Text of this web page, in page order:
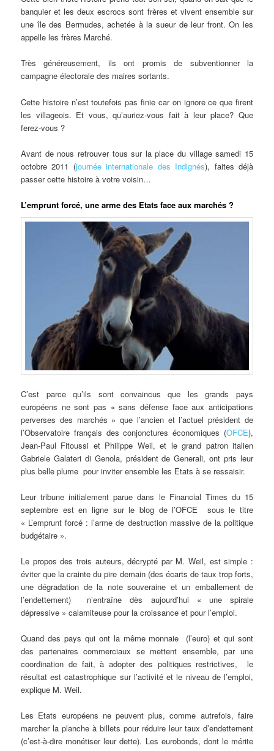
banquier et les deux escrocs sont frères et vivent ensemble sur
une île des Bermudes, achetée à la sueur de leur front. On les
appelle les frères Marché.
Très généreusement, ils ont promis de subventionner la
campagne électorale des maires sortants.
Cette histoire n’est toutefois pas finie car on ignore ce que firent
les villageois. Et vous, qu’auriez-vous fait à leur place? Que
ferez-vous ?
Avant de nous retrouver tous sur la place du village samedi 15
octobre 2011 (journée internationale des Indignés), faites déjà
passer cette histoire à votre voisin…
L’emprunt forcé, une arme des Etats face aux marchés ?
C’est parce qu’ils sont convaincus que les grands pays
européens ne sont pas « sans défense face aux anticipations
perverses des marchés » que l’ancien et l’actuel président de
l’Observatoire français des conjonctures économiques (OFCE),
Jean-Paul Fitoussi et Philippe Weil, et le grand patron italien
Gabriele Galateri di Genola, président de Generali, ont pris leur
plus belle plume pour inviter ensemble les Etats à se ressaisir.
Leur tribune initialement parue dans le Financial Times du 15
septembre est en ligne sur le blog de l’OFCE sous le titre
« L’emprunt forcé : l’arme de destruction massive de la politique
budgétaire ».
Le propos des trois auteurs, décrypté par M. Weil, est simple :
éviter que la crainte du pire demain (des écarts de taux trop forts,
une dégradation de la note souveraine et un emballement de
l’endettement) n’entraîne dès aujourd’hui « une spirale
dépressive » calamiteuse pour la croissance et pour l’emploi.
Quand des pays qui ont la même monnaie (l’euro) et qui sont
des partenaires commerciaux se mettent ensemble, par une
coordination de fait, à adopter des politiques restrictives, le
résultat est catastrophique sur l’activité et le niveau de l’emploi,
explique M. Weil.
Les Etats européens ne peuvent plus, comme autrefois, faire
marcher la planche à billets pour réduire leur taux d’endettement
(c’est-à-dire monétiser leur dette). Les eurobonds, dont le mérite